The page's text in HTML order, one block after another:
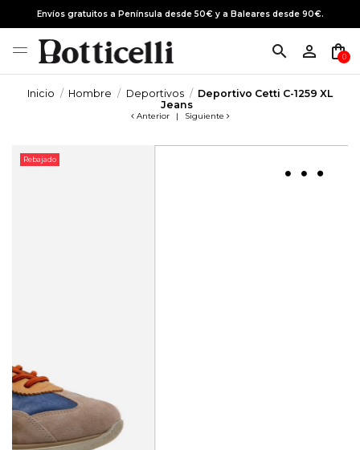
Envíos gratuitos a Península desde 50€ y a Baleares desde 90€.
search person_outline shopping_bag
0
Inicio Hombre Deportivos
Deportivo Cetti C-1259 XL
Jeans
Anterior | Siguiente
Rebajado